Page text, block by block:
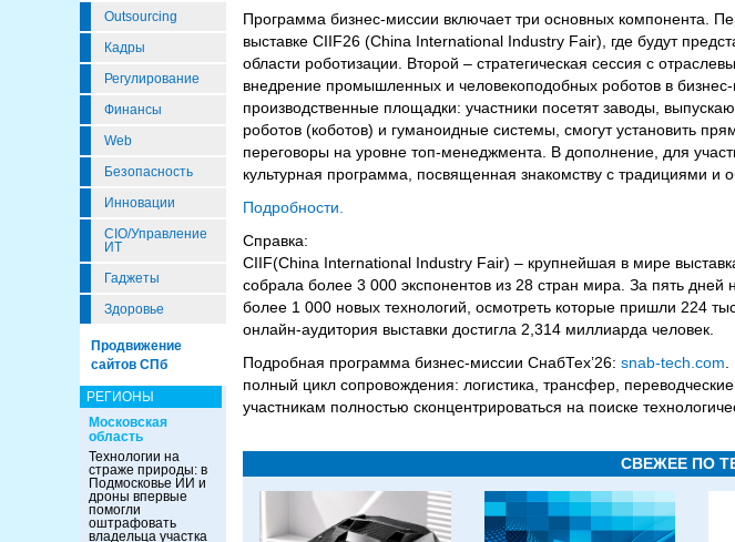
Outsourcing
Кадры
Регулирование
Финансы
Web
Безопасность
Инновации
CIO/Управление
ИТ
Гаджеты
Здоровье
Продвижение
сайтов СПб
РЕГИОНЫ
Московская
область
Технологии на
страже природы: в
Подмосковье ИИ и
дроны впервые
помогли
оштрафовать
владельца участка
Программа бизнес-миссии включает три основных компонента.
выставке CIIF26 (China International Industry Fair), где будут
области роботизации. Второй – стратегическая сессия с
внедрение промышленных и человекоподобных роботов в
производственные площадки: участники посетят заводы,
роботов (коботов) и гуманоидные системы, смогут установить
переговоры на уровне топ-менеджмента. В дополнение, для
культурная программа, посвященная знакомству с традициями и
Подробности.
Справка:
CIIF(China International Industry Fair) – крупнейшая в мире
собрала более 3 000 экспонентов из 28 стран мира. За пять
более 1 000 новых технологий, осмотреть которые пришли 224
онлайн-аудитория выставки достигла 2,314 миллиарда человек.
Подробная программа бизнес-миссии СнабТех’26: snab-tech.com
полный цикл сопровождения: логистика, трансфер,
участникам полностью сконцентрироваться на поиске
СВЕЖЕЕ ПО